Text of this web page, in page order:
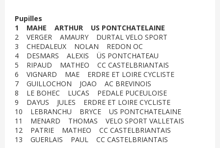
Pupilles
1 MAHE ARTHUR US PONTCHATELAINE
2 VERGER AMAURY DURTAL VELO SPORT
3 CHEDALEUX NOLAN REDON OC
4 DESMARS ALEXIS ÜS PONTCHATEAU
5 RIPAUD MATHEO CC CASTELBRIANTAIS
6 VIGNARD MAE ERDRE ET LOIRE CYCLISTE
7 GUILLOCHON JOAO AC BREVINOIS
8 LE BOHEC LUCAS PEDALE PUCEULOISE
9 DAYUS JULES ERDRE ET LOIRE CYCLISTE
10 LEBRANCHU BRYCE US PONTCHATELAINE
11 MENARD THOMAS VELO SPORT VALLETAIS
12 PATRIE MATHEO CC CASTELBRIANTAIS
13 GUERLAIS PAUL CC CASTELBRIANTAIS